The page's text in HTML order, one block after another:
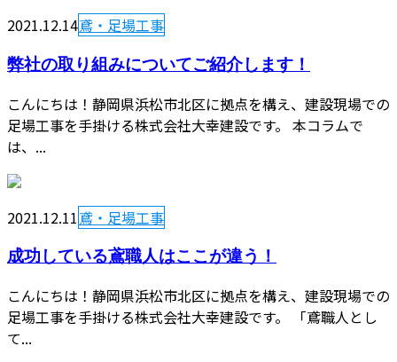
2021.12.14鳶・足場工事
弊社の取り組みについてご紹介します！
こんにちは！静岡県浜松市北区に拠点を構え、建設現場での
足場工事を手掛ける株式会社大幸建設です。 本コラムで
は、...
2021.12.11鳶・足場工事
成功している鳶職人はここが違う！
こんにちは！静岡県浜松市北区に拠点を構え、建設現場での
足場工事を手掛ける株式会社大幸建設です。 「鳶職人とし
て...